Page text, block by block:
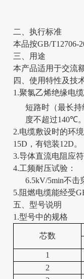
二、 执行标准
本品按GB/T12706-
三、
用途
本产品适用于交流
四、 使用特性及技
1.聚氯乙烯绝缘电
短路时（最长
度不超过140℃。
2.电缆敷设时的环
15D ，有铠装12D。
3.导体直流电阻应
4.工频耐压试验：
6.5kV/5min不击
5.阻燃电缆能经受
五、型号说明
1.型号中的规格
芯数
1
2